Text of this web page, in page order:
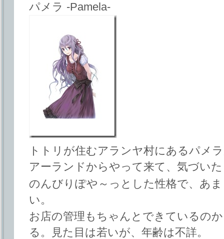
パメラ -Pamela-
トトリが住むアランヤ村にあるパメ
アーランドからやって来て、気づい
のんびりぽや～っとした性格で、あ
い。
お店の管理もちゃんとできているの
る。見た目は若いが、年齢は不詳。